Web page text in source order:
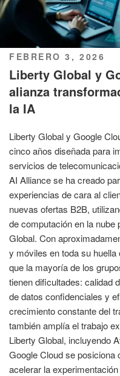
PUBLICADO
EL
FEBRERO 3, 2026
Liberty Global y
alianza
la IA
Liberty Global y Google
cinco años diseñada para
servicios de
AI Alliance se ha creado
experiencias de cara al
nuevas ofertas B2B,
de computación en la nube
Global. Con
y móviles en toda su
que la mayoría de los
tienen dificultades: calidad
de datos confidenciales y
crecimiento constante del
también amplía el trabajo
Liberty Global, incluyendo
Google Cloud se
acelerar la